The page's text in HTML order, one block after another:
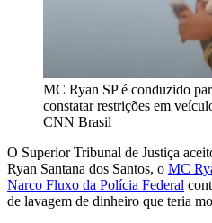
MC Ryan SP é conduzido
constatar restrições em
CNN Brasil
O Superior Tribunal de Justiça
Ryan Santana dos Santos, o MC
Narco Fluxo da Polícia Federal
de lavagem de dinheiro que teria